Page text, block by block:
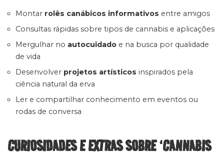
Montar rolês canábicos informativos entre amigos
Consultas rápidas sobre tipos de cannabis e aplicações
Mergulhar no autocuidado e na busca por qualidade
de vida
Desenvolver projetos artísticos inspirados pela
ciência natural da erva
Ler e compartilhar conhecimento em eventos ou
rodas de conversa
CURIOSIDADES E EXTRAS SOBRE ‘CANNABIS